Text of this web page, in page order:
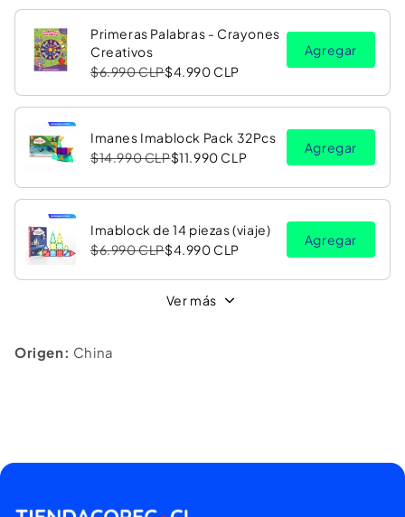
Primeras Palabras - Crayones
Creativos
$6.990 CLP$4.990 CLP
Agregar
Imanes Imablock Pack 32Pcs
$14.990 CLP$11.990 CLP
Agregar
Imablock de 14 piezas (viaje)
$6.990 CLP$4.990 CLP
Agregar
Ver más
Origen: China